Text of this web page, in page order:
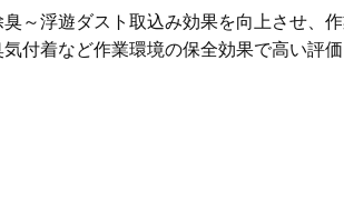
～浮遊ダスト取込み効果を向上させ、
付着など作業環境の保全効果で高い評